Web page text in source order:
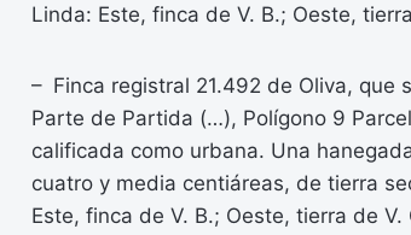
Linda: Este, finca de V. B.; Oeste,
– Finca registral 21.492 de Oliva, que
Parte de Partida (…), Polígono 9
calificada como urbana. Una
cuatro y media centiáreas, de tierra
Este, finca de V. B.; Oeste, tierra de